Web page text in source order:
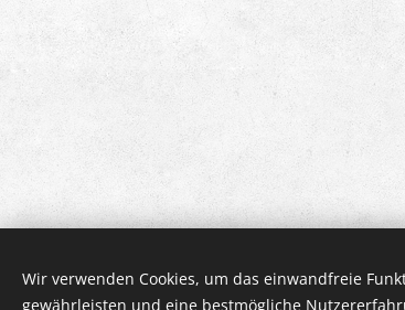
Wir verwenden Cookies, um das einwandfreie
gewährleisten und eine bestmögliche